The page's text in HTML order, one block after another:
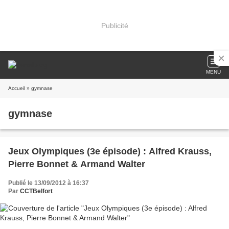
Publicité
MENU
Accueil » gymnase
gymnase
Jeux Olympiques (3e épisode) : Alfred Krauss,
Pierre Bonnet & Armand Walter
Publié le 13/09/2012 à 16:37
Par CCTBelfort